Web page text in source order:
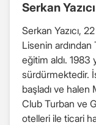
Serkan
Serkan Yazıcı,
Lisenin
eğitim aldı. 1983
sürdürmektedir.
başladı ve halen
Club Turban ve
otelleri ile ticari